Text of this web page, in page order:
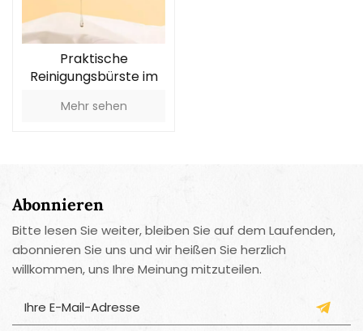
Praktische
Reinigungsbürste im
Mehr sehen
Abonnieren
Bitte lesen Sie weiter, bleiben Sie auf dem Laufenden,
abonnieren Sie uns und wir heißen Sie herzlich
willkommen, uns Ihre Meinung mitzuteilen.